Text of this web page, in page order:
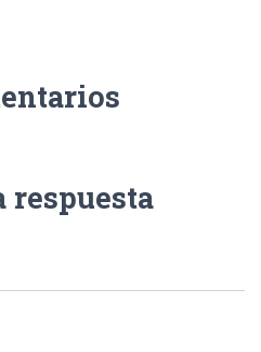
respuesta